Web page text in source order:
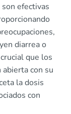
efectivas
diarrea o
que los
con su
la dosis
con